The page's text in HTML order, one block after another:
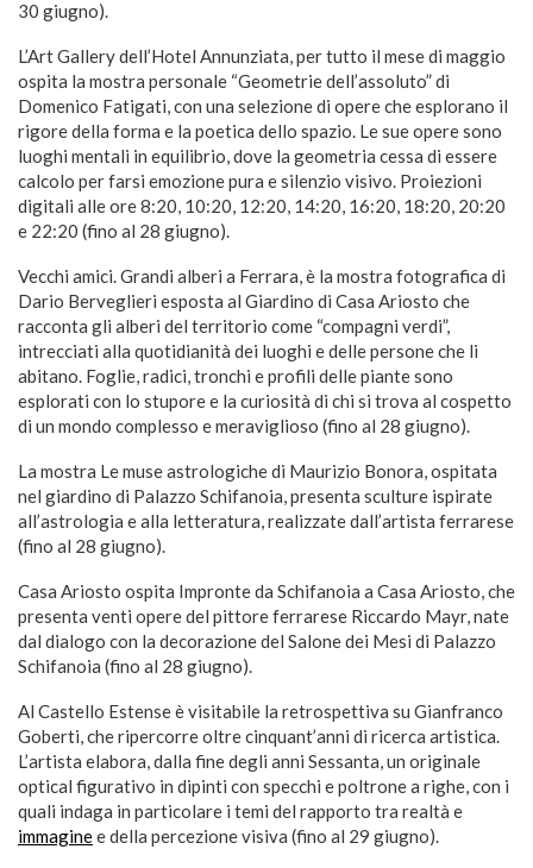
30 giugno).
L’Art Gallery dell’Hotel Annunziata, per tutto il mese di maggio
ospita la mostra personale “Geometrie dell’assoluto” di
Domenico Fatigati, con una selezione di opere che esplorano il
rigore della forma e la poetica dello spazio. Le sue opere sono
luoghi mentali in equilibrio, dove la geometria cessa di essere
calcolo per farsi emozione pura e silenzio visivo. Proiezioni
digitali alle ore 8:20, 10:20, 12:20, 14:20, 16:20, 18:20, 20:20
e 22:20 (fino al 28 giugno).
Vecchi amici. Grandi alberi a Ferrara, è la mostra fotografica di
Dario Berveglieri esposta al Giardino di Casa Ariosto che
racconta gli alberi del territorio come “compagni verdi”,
intrecciati alla quotidianità dei luoghi e delle persone che li
abitano. Foglie, radici, tronchi e profili delle piante sono
esplorati con lo stupore e la curiosità di chi si trova al cospetto
di un mondo complesso e meraviglioso (fino al 28 giugno).
La mostra Le muse astrologiche di Maurizio Bonora, ospitata
nel giardino di Palazzo Schifanoia, presenta sculture ispirate
all’astrologia e alla letteratura, realizzate dall’artista ferrarese
(fino al 28 giugno).
Casa Ariosto ospita Impronte da Schifanoia a Casa Ariosto, che
presenta venti opere del pittore ferrarese Riccardo Mayr, nate
dal dialogo con la decorazione del Salone dei Mesi di Palazzo
Schifanoia (fino al 28 giugno).
Al Castello Estense è visitabile la retrospettiva su Gianfranco
Goberti, che ripercorre oltre cinquant’anni di ricerca artistica.
L’artista elabora, dalla fine degli anni Sessanta, un originale
optical figurativo in dipinti con specchi e poltrone a righe, con i
quali indaga in particolare i temi del rapporto tra realtà e
immaginee della percezione visiva (fino al 29 giugno).